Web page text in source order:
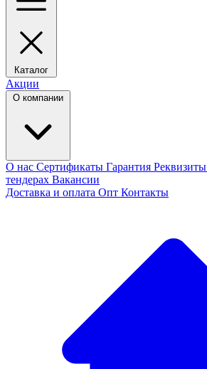
Каталог
Акции
О компании
О нас Сертификаты Гарантия Реквизиты
тендерах Вакансии
Доставка и оплата Опт Контакты